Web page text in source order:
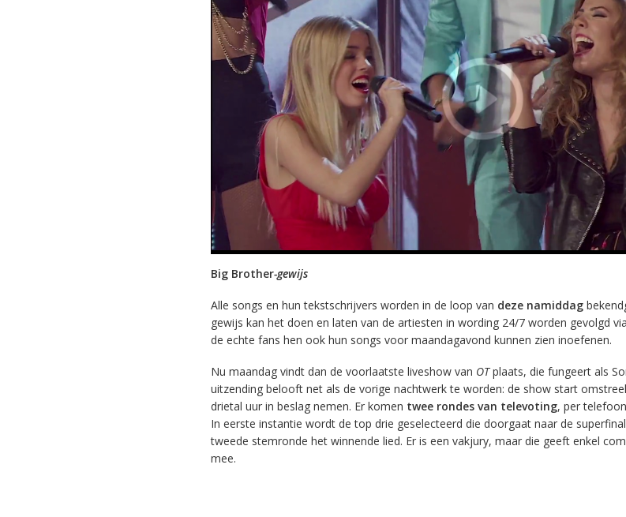
Big Brother-gewijs
Alle songs en hun tekstschrijvers worden in de loop van deze namiddag
gewijs kan het doen en laten van de artiesten in wording 24/7 worden gevolgd
de echte fans hen ook hun songs voor maandagavond kunnen zien inoefenen.
Nu maandag vindt dan de voorlaatste liveshow van OTplaats, die fungeert als
uitzending belooft net als de vorige nachtwerk te worden: de show start
drietal uur in beslag nemen. Er komen twee rondes van televoting, per
In eerste instantie wordt de top drie geselecteerd die doorgaat naar de
tweede stemronde het winnende lied. Er is een vakjury, maar die geeft enkel
mee.